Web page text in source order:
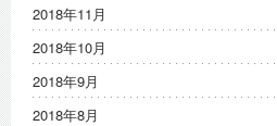
2018年11月
2018年10月
2018年9月
2018年8月